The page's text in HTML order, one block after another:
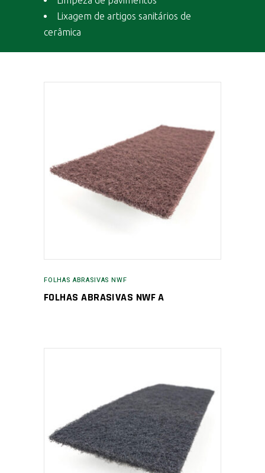
Lixagem de artigos sanitários de
cerâmica
FOLHAS ABRASIVAS NWF
FOLHAS ABRASIVAS NWF A